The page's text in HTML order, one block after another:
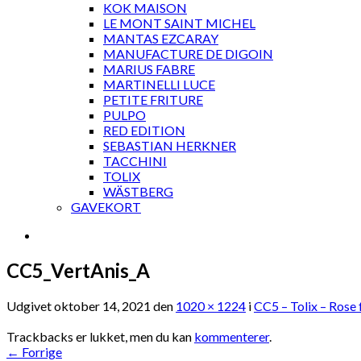
KOK MAISON
LE MONT SAINT MICHEL
MANTAS EZCARAY
MANUFACTURE DE DIGOIN
MARIUS FABRE
MARTINELLI LUCE
PETITE FRITURE
PULPO
RED EDITION
SEBASTIAN HERKNER
TACCHINI
TOLIX
WÄSTBERG
GAVEKORT
CC5_VertAnis_A
Udgivetoktober 14, 2021 den 1020 × 1224 iCC5 – Tolix – Rose
Trackbacks er lukket, men du kan kommenterer.
← Forrige